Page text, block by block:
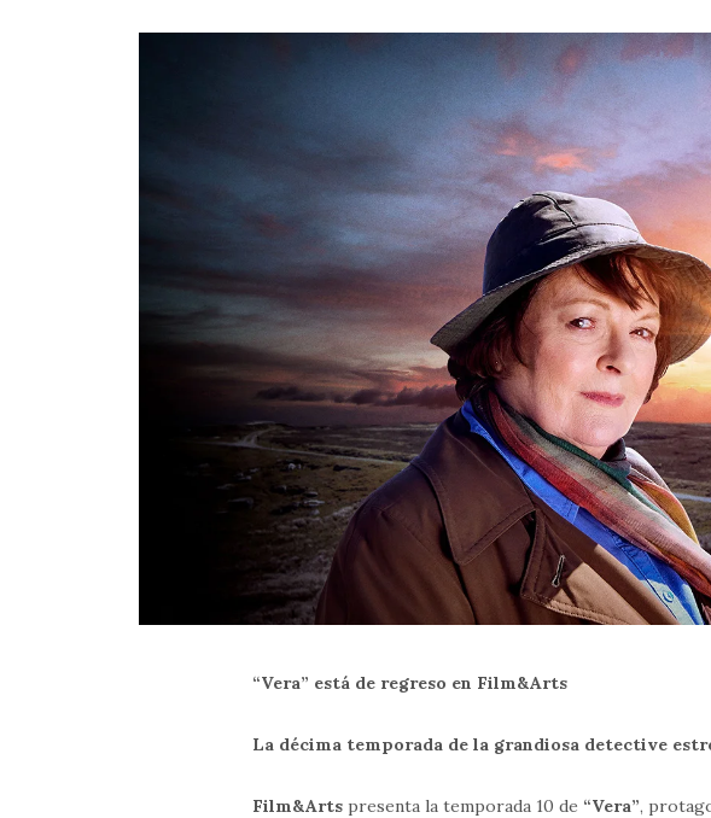
“Vera” está de regreso en Film&Arts
La décima temporada de la grandiosa detective
Film&Arts presenta la temporada 10 de “Vera”,